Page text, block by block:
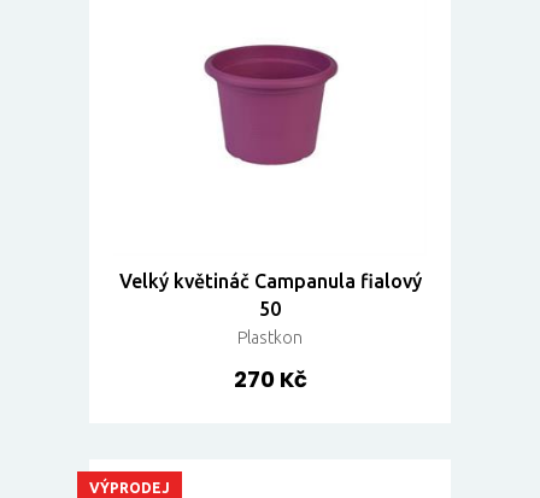
Velký květináč Campanula fialový
50
Plastkon
270 Kč
VÝPRODEJ